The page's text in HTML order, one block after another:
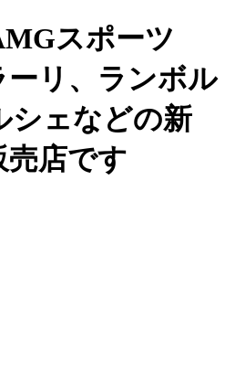
スポーツ
ーリ、ランボル
シェなどの新
売店です